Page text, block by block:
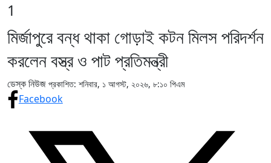
1
মির্জাপুরে বন্ধ থাকা গোড়াই কটন মিলস পরিদর্শন
করলেন বস্ত্র ও পাট প্রতিমন্ত্রী
ডেস্ক নিউজ প্রকাশিত: শনিবার, ১ আগস্ট, ২০২৬, ৮:১০ পিএম
Facebook